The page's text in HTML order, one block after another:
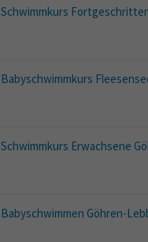
Schwimmkurs
Babyschwimmkurs
Schwimmkurs Erwachsene
Babyschwimmen Göhren-